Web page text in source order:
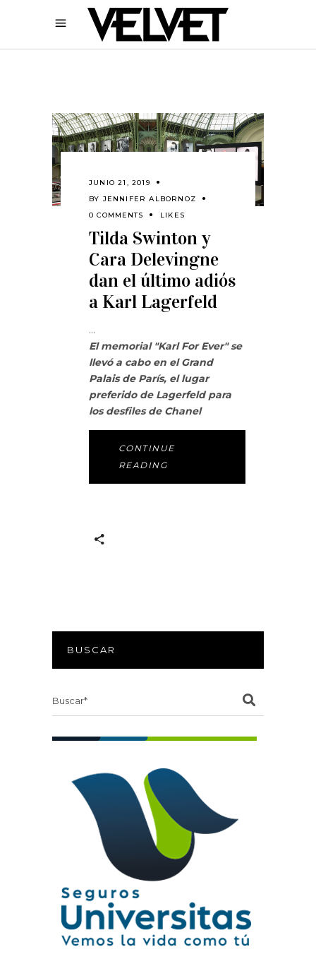
JUNIO 21, 2019
BY JENNIFER ALBORNOZ
0 COMMENTS
LIKES
Tilda Swinton y
Cara Delevingne
dan el último adiós
a Karl Lagerfeld
El memorial "Karl For Ever" se
llevó a cabo en el Grand
Palais de París, el lugar
preferido de Lagerfeld para
los desfiles de Chanel
CONTINUE
READING
BUSCAR